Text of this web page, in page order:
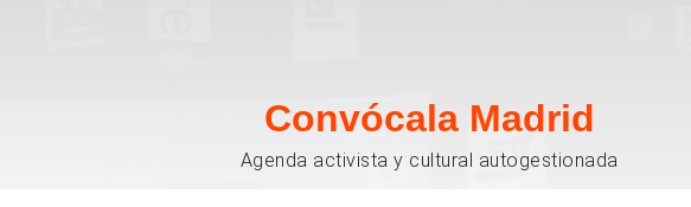
Convócala Madrid
Agenda activista y cultural autogestionada